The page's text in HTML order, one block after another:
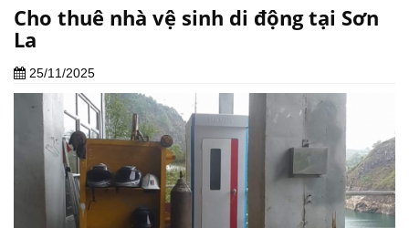
Cho thuê nhà vệ sinh di động tại Sơn
La
25/11/2025